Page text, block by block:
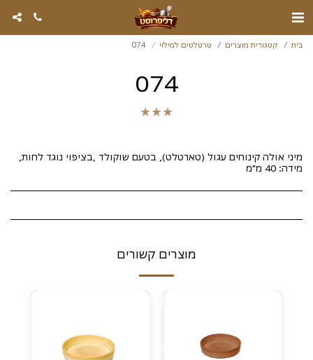
בית קטגורית מוצרים טרטלטים למילוי 074
074
★
★
★
מיני אולה קינוחים עגול (טארטלט), בטעם שוקולד ,בציפוי נוגד לחות,
מידה: 40 מ"מ
מוצרים קשורים